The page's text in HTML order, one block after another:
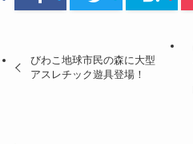
びわこ地球市民の森に大型
アスレチック遊具登場！